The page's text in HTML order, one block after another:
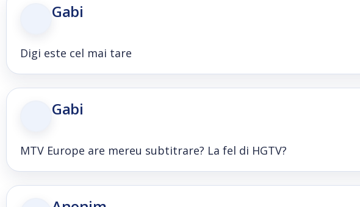
Gabi
Digi este cel mai tare
Gabi
MTV Europe are mereu subtitrare? La fel di HGTV?